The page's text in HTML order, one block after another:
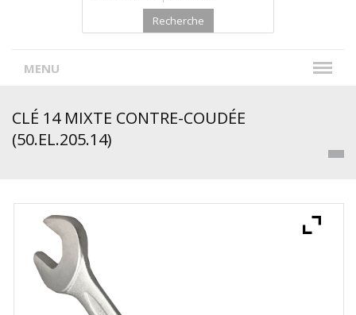
Recherche
MENU
CLÉ 14 MIXTE CONTRE-COUDÉE
(50.EL.205.14)